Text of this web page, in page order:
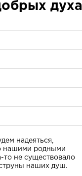
духа
надеяться,
нашими родными
то не существовало
наших душ.